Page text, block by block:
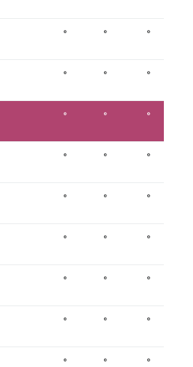
۰ ۰ ۰
۰ ۰ ۰
۰ ۰ ۰
۰ ۰ ۰
۰ ۰ ۰
۰ ۰ ۰
۰ ۰ ۰
۰ ۰ ۰
۰ ۰ ۰